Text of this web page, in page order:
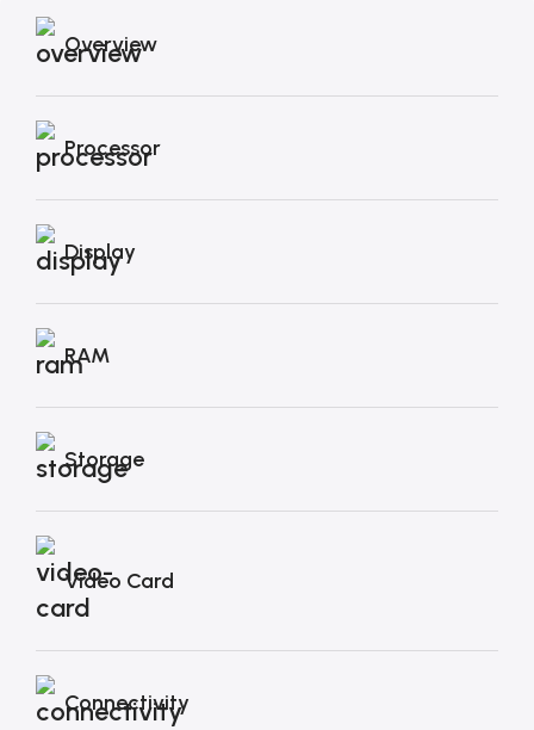
Overview
Processor
Display
RAM
Storage
Video Card
Connectivity